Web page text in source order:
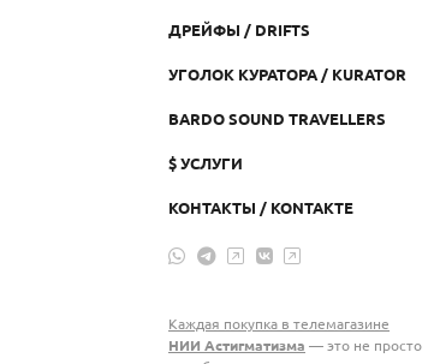
ДРЕЙФЫ / DRIFTS
УГОЛОК КУРАТОРА / KURATOR
BARDO SOUND TRAVELLERS
$ УСЛУГИ
КОНТАКТЫ / KONTAKTE
Каждая покупка в телемагазине
НИИ Астигматизма — это не просто